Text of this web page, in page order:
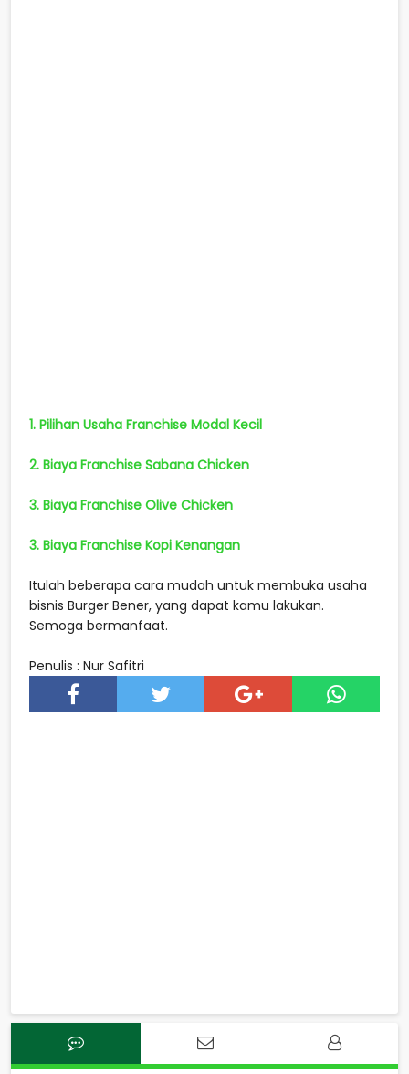
1. Pilihan Usaha Franchise Modal Kecil
2. Biaya Franchise Sabana Chicken
3. Biaya Franchise Olive Chicken
3. Biaya Franchise Kopi Kenangan
Itulah beberapa cara mudah untuk membuka usaha
bisnis Burger Bener, yang dapat kamu lakukan.
Semoga bermanfaat.
Penulis : Nur Safitri